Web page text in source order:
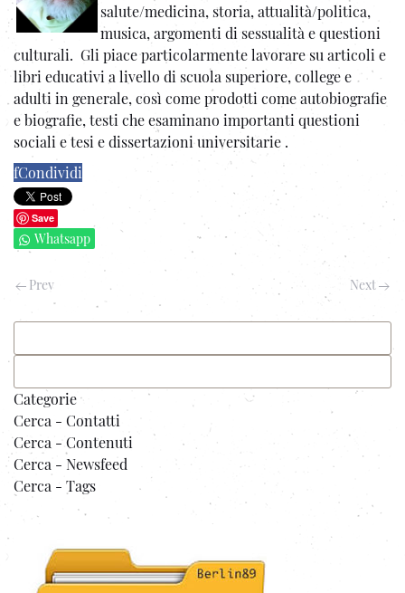
salute/medicina, storia, attualità/politica,
musica, argomenti di sessualità e questioni
culturali. Gli piace particolarmente lavorare su articoli e
libri educativi a livello di scuola superiore, college e
adulti in generale, così come prodotti come autobiografie
e biografie, testi che esaminano importanti questioni
sociali e tesi e dissertazioni universitarie .
fCondividi
Save
Whatsapp
Prev Next
Categorie
Cerca - Contatti
Cerca - Contenuti
Cerca - Newsfeed
Cerca - Tags